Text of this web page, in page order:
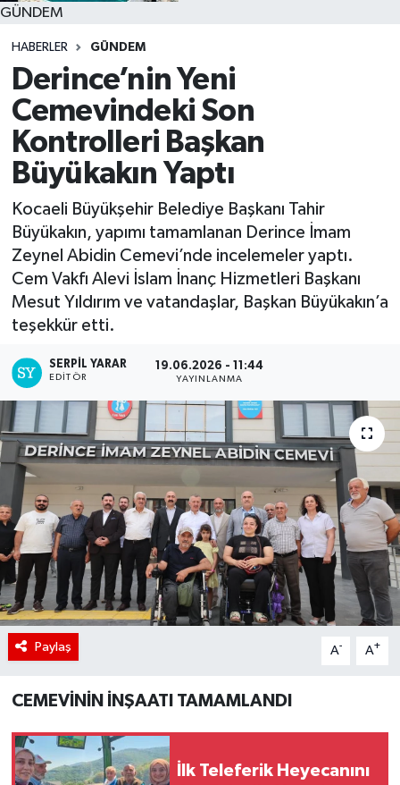
GÜNDEM
HABERLER GÜNDEM
Derince’nin Yeni
Cemevindeki Son
Kontrolleri Başkan
Büyükakın Yaptı
Kocaeli Büyükşehir Belediye Başkanı Tahir
Büyükakın, yapımı tamamlanan Derince İmam
Zeynel Abidin Cemevi’nde incelemeler yaptı.
Cem Vakfı Alevi İslam İnanç Hizmetleri Başkanı
Mesut Yıldırım ve vatandaşlar, Başkan Büyükakın’a
teşekkür etti.
SERPİL YARAR
EDITÖR
19.06.2026 - 11:44
YAYINLANMA
Paylaş A- A+
CEMEVİNİN İNŞAATI TAMAMLANDI
İlk Teleferik Heyecanını